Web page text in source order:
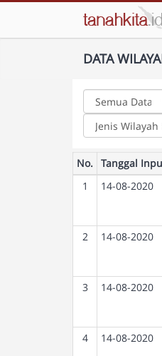
DATA
No. Tanggal
1
14-08-2020
2 14-08-2020
3 14-08-2020
4 14-08-2020